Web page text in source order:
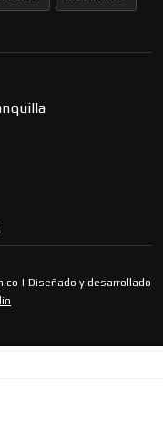
| Diseñado y desarrollado